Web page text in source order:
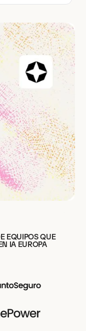
EQUIPOS QUE
IA EUROPA